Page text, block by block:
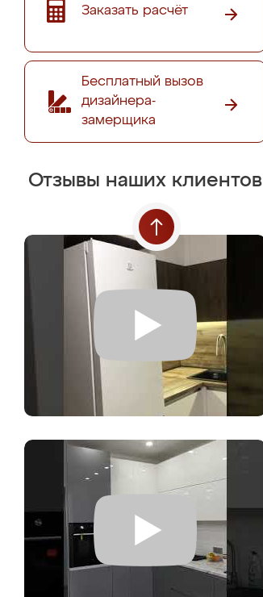
Заказать расчёт
Бесплатный вызов
дизайнера-
замерщика
Отзывы наших клиентов